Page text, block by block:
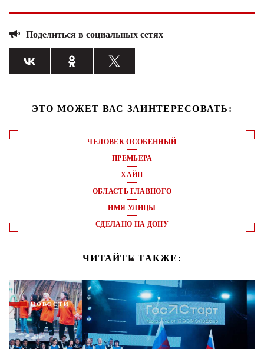
Поделиться в социальных сетях
ЭТО МОЖЕТ ВАС ЗАИНТЕРЕСОВАТЬ:
ЧЕЛОВЕК ОСОБЕННЫЙ
ПРЕМЬЕРА
ХАЙП
ОБЛАСТЬ ГЛАВНОГО
ИМЯ УЛИЦЫ
СДЕЛАНО НА ДОНУ
ЧИТАЙТЕ ТАКЖЕ:
НОВОСТИ